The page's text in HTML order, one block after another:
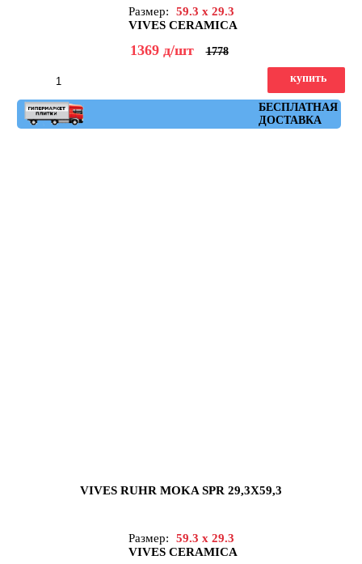
Размер:
59.3 x 29.3
VIVES CERAMICA
1369 д/шт 1778
БЕСПЛАТНАЯ
ДОСТАВКА
купить
VIVES RUHR MOKA SPR 29,3X59,3
Размер:
59.3 x 29.3
VIVES CERAMICA